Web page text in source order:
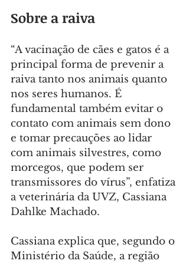
Sobre a raiva
“A vacinação de cães e gatos é a
principal forma de prevenir a
raiva tanto nos animais quanto
nos seres humanos. É
fundamental também evitar o
contato com animais sem dono
e tomar precauções ao lidar
com animais silvestres, como
morcegos, que podem ser
transmissores do vírus”, enfatiza
a veterinária da UVZ, Cassiana
Dahlke Machado.
Cassiana explica que, segundo o
Ministério da Saúde, a região